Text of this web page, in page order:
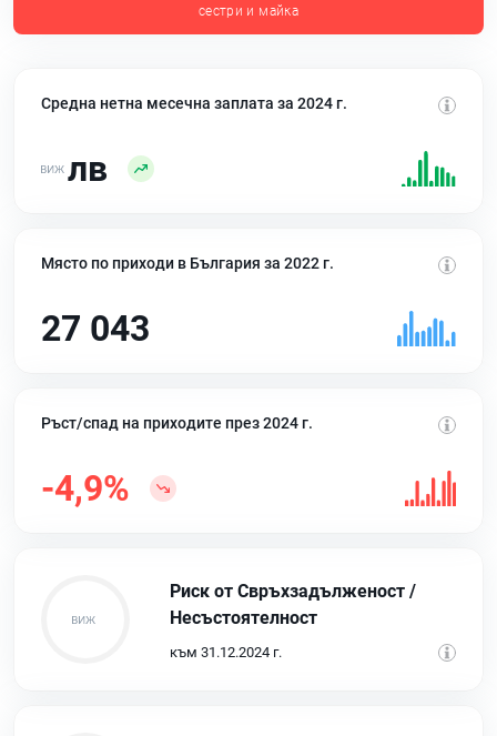
сестри и майка
Средна нетна месечна заплата за 2024 г.
лв
Място по приходи в България за 2022 г.
27 043
Ръст/спад на приходите през 2024 г.
-4,9%
Риск от Свръхзадълженост /
Несъстоятелност
към 31.12.2024 г.